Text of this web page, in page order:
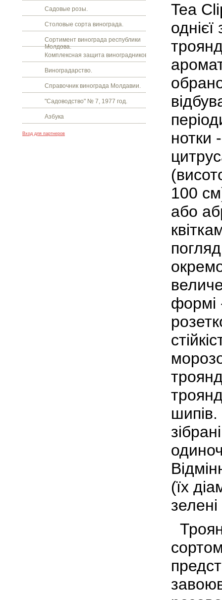
Садовые розы.
Столовые сорта винограда.
Сортимент винограда республики
Молдова.
Комплексная защита виноградников.
Виноградарство.
Справочник винограда Молдавии.
"Садоводство" № 7, 1977 год.
Азбука
Вход для партнеров
Tea
нотки
100
або
формі
шипів.
(їх